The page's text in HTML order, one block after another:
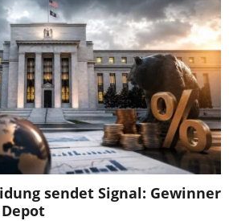
sendet Signal: Gewinner